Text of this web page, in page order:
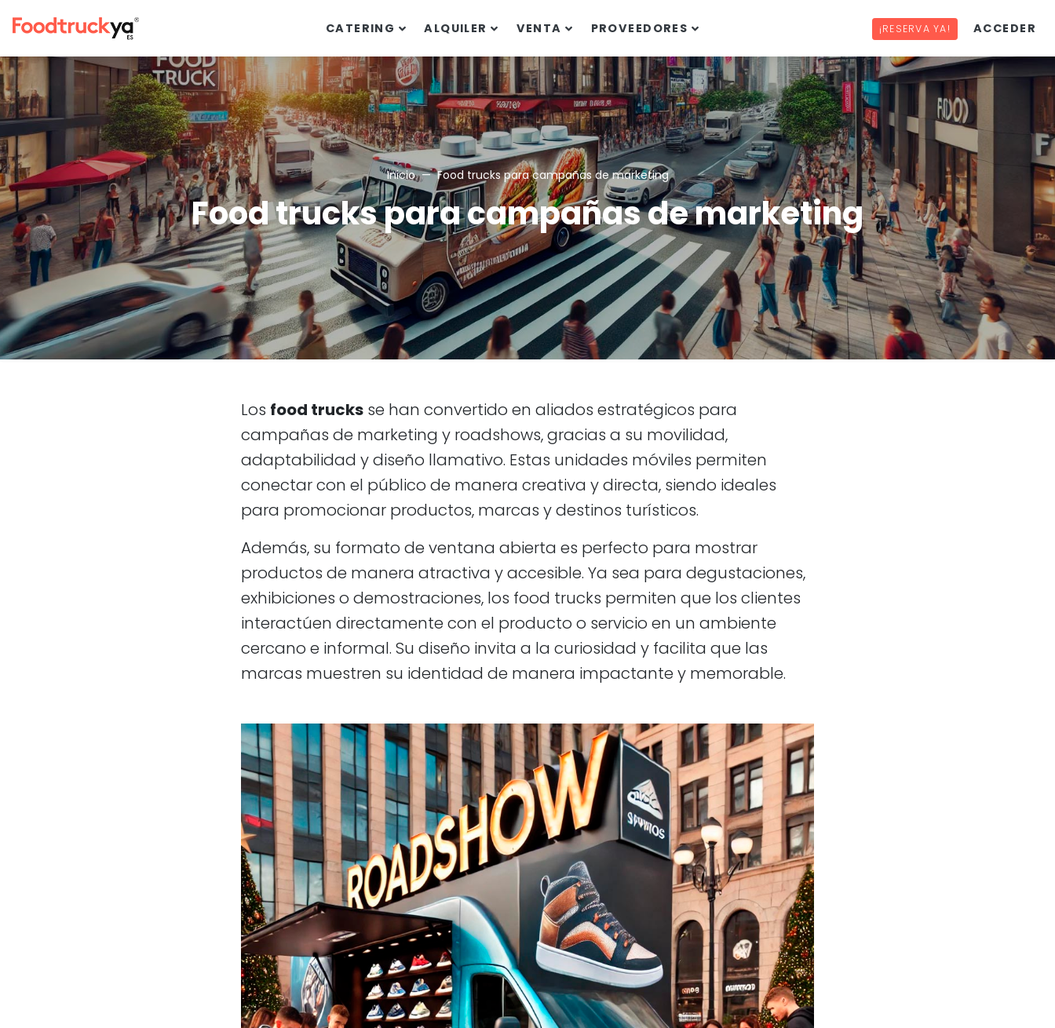
CATERING ALQUILER VENTA PROVEEDORES ¡RESERVA YA! ACCEDER
Inicio Food trucks para campañas de marketing
Food trucks para campañas de marketing
Los food trucks se han convertido en aliados estratégicos para
campañas de marketing y roadshows, gracias a su movilidad,
adaptabilidad y diseño llamativo. Estas unidades móviles permiten
conectar con el público de manera creativa y directa, siendo ideales
para promocionar productos, marcas y destinos turísticos.
Además, su formato de ventana abierta es perfecto para mostrar
productos de manera atractiva y accesible. Ya sea para degustaciones,
exhibiciones o demostraciones, los food trucks permiten que los clientes
interactúen directamente con el producto o servicio en un ambiente
cercano e informal. Su diseño invita a la curiosidad y facilita que las
marcas muestren su identidad de manera impactante y memorable.